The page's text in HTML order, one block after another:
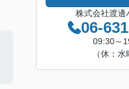
株式会社渡邊
06-
09:30～
（休：水